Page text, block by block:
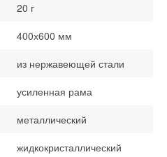
20 г
400х600 мм
из нержавеющей стали
усиленная рама
металлический
жидкокристаллический